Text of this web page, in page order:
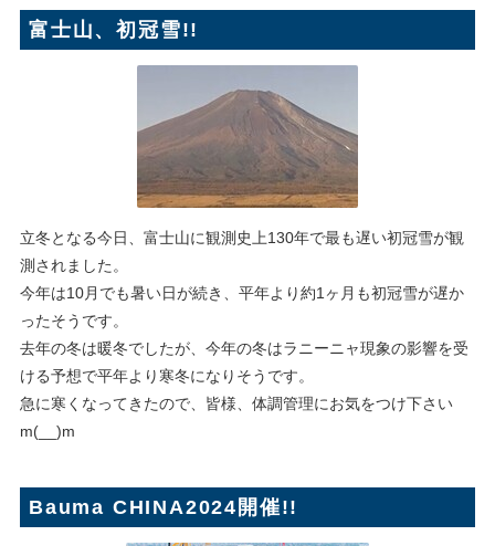
富士山、初冠雪!!
立冬となる今日、富士山に観測史上130年で最も遅い初冠雪が観
測されました。
今年は10月でも暑い日が続き、平年より約1ヶ月も初冠雪が遅か
ったそうです。
去年の冬は暖冬でしたが、今年の冬はラニーニャ現象の影響を受
ける予想で平年より寒冬になりそうです。
急に寒くなってきたので、皆様、体調管理にお気をつけ下さい
m(__)m
Bauma CHINA2024開催!!